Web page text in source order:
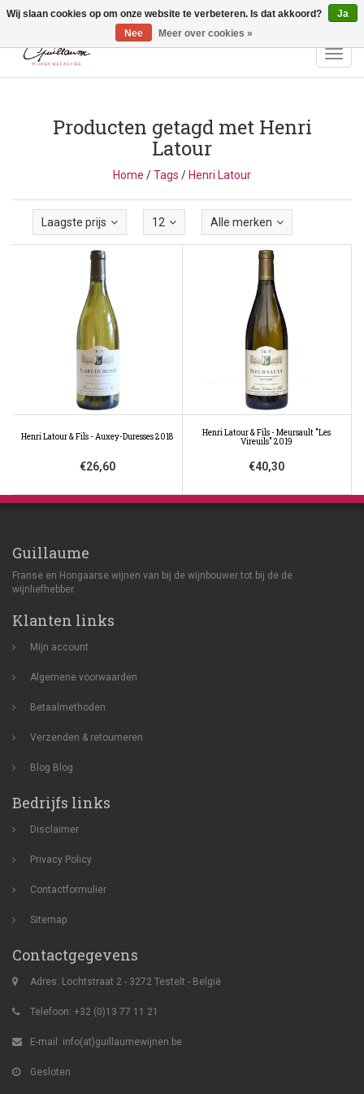
Vragen? Bel ons: +32 (0)13 - 77 11 21 - Winkel: Lochtstraat 2,
3272 Testelt -
info@guillaumewijnen.be
Producten getagd met Henri
Latour
Home /Tags /Henri Latour
Laagste prijs 12 Alle merken
Henri Latour & Fils - Auxey-Duresses 2018
€26,60
Henri Latour & Fils - Meursault "Les
Vireuils" 2019
€40,30
Guillaume
Franse en Hongaarse wijnen van bij de wijnbouwer tot bij de de
wijnliefhebber.
Klanten links
Mijn account
Algemene voorwaarden
Betaalmethoden
Verzenden & retourneren
Blog Blog
Bedrijfs links
Disclaimer
Privacy Policy
Contactformulier
Sitemap
Contactgegevens
Adres: Lochtstraat 2 - 3272 Testelt - België
Telefoon: +32 (0)13 77 11 21
E-mail: info(at)guillaumewijnen.be
Gesloten
Wij slaan cookies op om onze website te verbeteren. Is dat akkoord?
Ja
Nee
Meer over cookies »